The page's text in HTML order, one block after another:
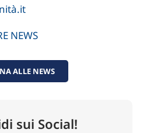
NEWS
ALLE NEWS
sui Social!